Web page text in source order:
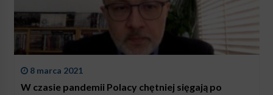
8 marca 2021
W czasie pandemii Polacy chętniej sięgają po